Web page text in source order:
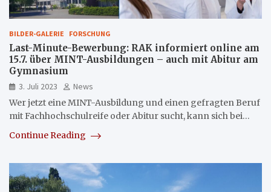
BILDER-GALERIE FORSCHUNG
Last-Minute-Bewerbung: RAK informiert online am
15.7. über MINT-Ausbildungen – auch mit Abitur am
Gymnasium
3. Juli 2023
News
Wer jetzt eine MINT-Ausbildung und einen gefragten Beruf
mit Fachhochschulreife oder Abitur sucht, kann sich bei…
Continue Reading